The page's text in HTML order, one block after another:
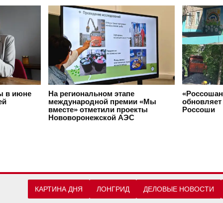
в июне
На региональном этапе
международной премии «Мы
вместе» отметили проекты
Нововоронежской АЭС
обновляет
Россоши
КАРТИНА ДНЯ ЛОНГРИД ДЕЛОВЫЕ НОВОСТИ